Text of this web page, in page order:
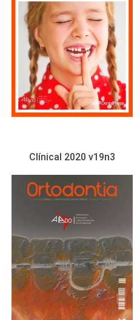
Clínical 2020 v19n3